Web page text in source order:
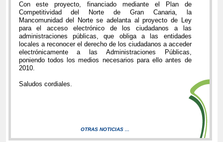
Con este proyecto, financiado mediante el Plan de
Competitividad del Norte de Gran Canaria, la
Mancomunidad del Norte se adelanta al proyecto de Ley
para el acceso electrónico de los ciudadanos a las
administraciones públicas, que obliga a las entidades
locales a reconocer el derecho de los ciudadanos a acceder
electrónicamente a las Administraciones Públicas,
poniendo todos los medios necesarios para ello antes de
2010.
Saludos cordiales.
OTRAS NOTICIAS ...